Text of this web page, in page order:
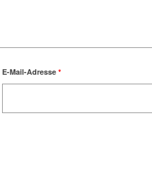
E-Mail-Adresse *